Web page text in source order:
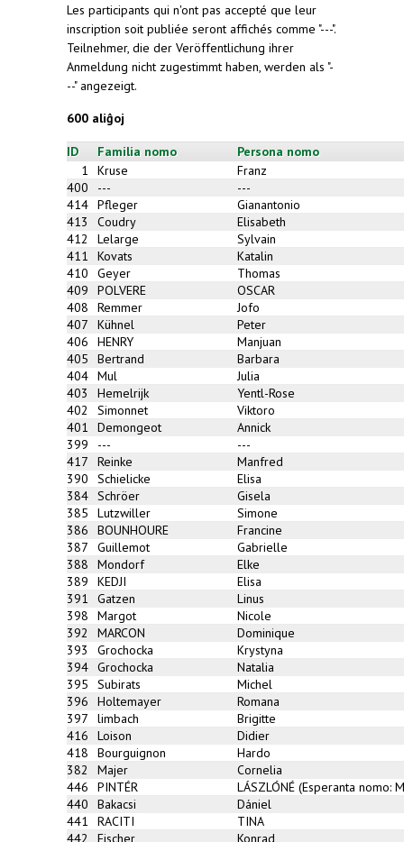
Les participants qui n'ont pas accepté que leur
inscription soit publiée seront affichés comme "---".
Teilnehmer, die der Veröffentlichung ihrer
Anmeldung nicht zugestimmt haben, werden als "-
--" angezeigt.
600 aliĝoj
ID Familia nomo
Persona nomo
1
Kruse
Franz
400
---
---
414 Pfleger
Gianantonio
413
Coudry
Elisabeth
412
Lelarge
Sylvain
411
Kovats
Katalin
410
Geyer
Thomas
409
POLVERE
OSCAR
408
Remmer
Jofo
407
Kühnel
Peter
406
HENRY
Manjuan
405
Bertrand
Barbara
404 Mul
Julia
403
Hemelrijk
Yentl-Rose
402
Simonnet
Viktoro
401
Demongeot
Annick
399
---
---
417
Reinke
Manfred
390
Schielicke
Elisa
384 Schröer
Gisela
385
Lutzwiller
Simone
386
BOUNHOURE
Francine
387
Guillemot
Gabrielle
388
Mondorf
Elke
389
KEDJI
Elisa
391
Gatzen
Linus
398
Margot
Nicole
392
MARCON
Dominique
393
Grochocka
Krystyna
394 Grochocka
Natalia
395
Subirats
Michel
396
Holtemayer
Romana
397
limbach
Brigitte
416
Loison
Didier
418
Bourguignon
Hardo
382
Majer
Cornelia
446
PINTÉR
LÁSZLÓNÉ (Esperanta nomo:
440
Bakacsi
Dániel
441
RACITI
TINA
442
Fischer
Konrad